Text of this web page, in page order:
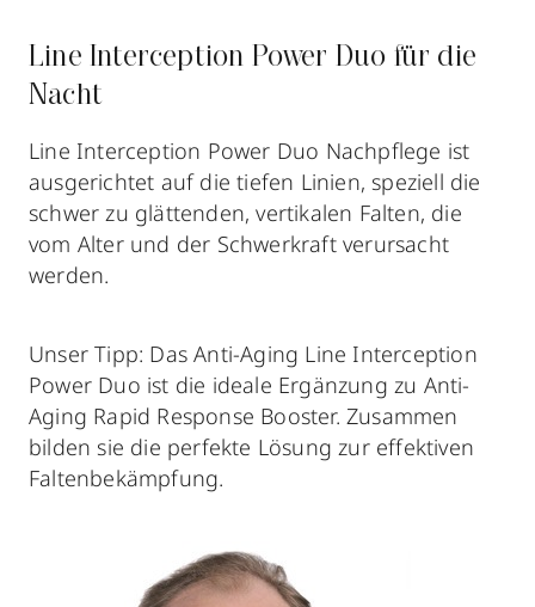
Line Interception Power Duo für die
Nacht
Line Interception Power Duo Nachpflege ist
ausgerichtet auf die tiefen Linien, speziell die
schwer zu glättenden, vertikalen Falten, die
vom Alter und der Schwerkraft verursacht
werden.
Unser Tipp: Das Anti-Aging Line Interception
Power Duo ist die ideale Ergänzung zu Anti-
Aging Rapid Response Booster. Zusammen
bilden sie die perfekte Lösung zur effektiven
Faltenbekämpfung.